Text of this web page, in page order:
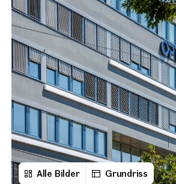
Alle Bilder Grundriss
Wie möchten Sie uns
Online
Immobilie konfigurieren & finden
Direkte:r Ansprechpartner:in
Anrufen oder Rückruf vereinbaren